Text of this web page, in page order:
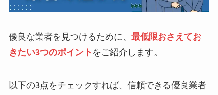
優良な業者を見つけるために、 最低限おさえてお
きたい3つのポイント をご紹介します。
以下の3点をチェックすれば、信頼できる優良業者